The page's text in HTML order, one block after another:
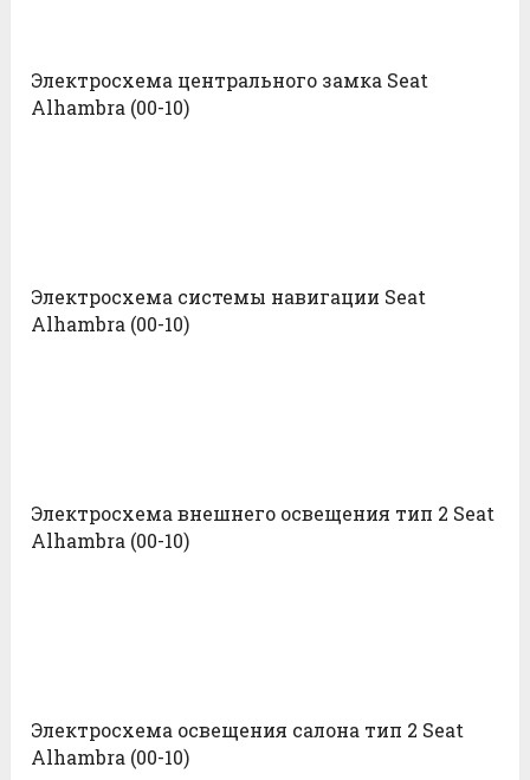
Электросхема центрального замка Seat
Alhambra (00-10)
Электросхема системы навигации Seat
Alhambra (00-10)
Электросхема внешнего освещения тип 2 Seat
Alhambra (00-10)
Электросхема освещения салона тип 2 Seat
Alhambra (00-10)